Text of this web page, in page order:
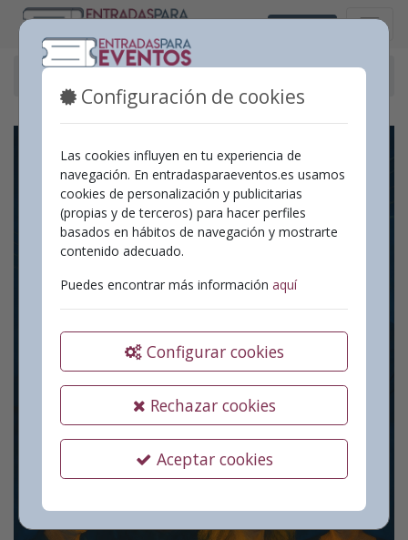
Configuración de cookies
Las cookies influyen en tu experiencia de
navegación. En entradasparaeventos.es usamos
cookies de personalización y publicitarias
(propias y de terceros) para hacer perfiles
basados en hábitos de navegación y mostrarte
contenido adecuado.
Puedes encontrar más información aquí
Configurar cookies
Rechazar cookies
Aceptar cookies
Valencià
30 Trobada de Cors Vall d'Albaida